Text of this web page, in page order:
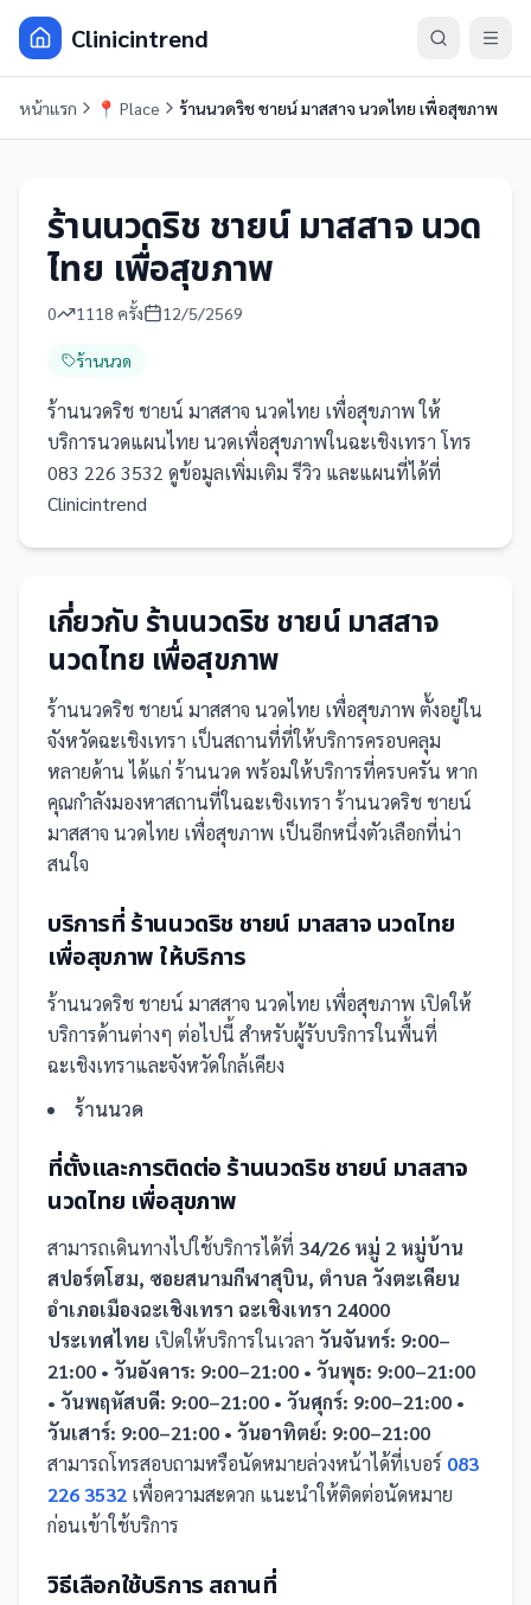
Clinicintrend
หน้าแรก 📍 Place ร้านนวดริช ชายน์ มาสสาจ นวดไทย เพื่อสุขภาพ
ร้านนวดริช ชายน์ มาสสาจ นวด
ไทย เพื่อสุขภาพ
0 1118 ครั้ง 12/5/2569
ร้านนวด
ร้านนวดริช ชายน์ มาสสาจ นวดไทย เพื่อสุขภาพ ให้
บริการนวดแผนไทย นวดเพื่อสุขภาพในฉะเชิงเทรา โทร
083 226 3532 ดูข้อมูลเพิ่มเติม รีวิว และแผนที่ได้ที่
Clinicintrend
เกี่ยวกับร้านนวดริช ชายน์ มาสสาจ
นวดไทย เพื่อสุขภาพ
ร้านนวดริช ชายน์ มาสสาจ นวดไทย เพื่อสุขภาพ ตั้งอยู่ใน
จังหวัดฉะเชิงเทรา เป็นสถานที่ที่ให้บริการครอบคลุม
หลายด้าน ได้แก่ ร้านนวด พร้อมให้บริการที่ครบครัน หาก
คุณกำลังมองหาสถานที่ในฉะเชิงเทรา ร้านนวดริช ชายน์
มาสสาจ นวดไทย เพื่อสุขภาพ เป็นอีกหนึ่งตัวเลือกที่น่า
สนใจ
บริการที่ ร้านนวดริช ชายน์ มาสสาจ นวดไทย
เพื่อสุขภาพ ให้บริการ
ร้านนวดริช ชายน์ มาสสาจ นวดไทย เพื่อสุขภาพ เปิดให้
บริการด้านต่างๆ ต่อไปนี้ สำหรับผู้รับบริการในพื้นที่
ฉะเชิงเทราและจังหวัดใกล้เคียง
ร้านนวด
ที่ตั้งและการติดต่อ ร้านนวดริช ชายน์ มาสสาจ
นวดไทย เพื่อสุขภาพ
สามารถเดินทางไปใช้บริการได้ที่ 34/26 หมู่ 2 หมู่บ้าน
สปอร์ตโฮม, ซอยสนามกีฬาสุบิน, ตำบล วังตะเคียน
อำเภอเมืองฉะเชิงเทรา ฉะเชิงเทรา 24000
ประเทศไทย เปิดให้บริการในเวลา วันจันทร์: 9:00–
21:00 • วันอังคาร: 9:00–21:00 • วันพุธ: 9:00–21:00
• วันพฤหัสบดี: 9:00–21:00 • วันศุกร์: 9:00–21:00 •
วันเสาร์: 9:00–21:00 • วันอาทิตย์: 9:00–21:00
สามารถโทรสอบถามหรือนัดหมายล่วงหน้าได้ที่เบอร์ 083
226 3532 เพื่อความสะดวก แนะนำให้ติดต่อนัดหมาย
ก่อนเข้าใช้บริการ
วิธีเลือกใช้บริการ สถานที่